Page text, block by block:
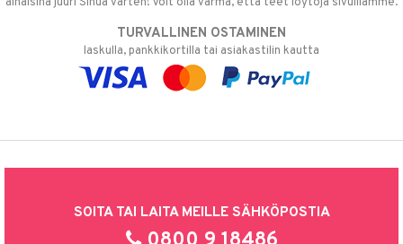
TURVALLINEN OSTAMINEN
laskulla, pankkikortilla tai asiakastilin kautta
SOITA TAI LAITA MEILLE SÄHKÖPOSTIA